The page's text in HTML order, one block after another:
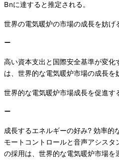
Bnに達すると推定される。
世界の電気暖炉の市場の成長を妨げ
高い資本支出と国際安全基準が変化
は、世界的な電気暖炉市場の成長を
世界的な電気暖炉市場成長を促進す
成長するエネルギーの好み? 効率的
モートコントロールと音声アシス
の採用は、世界的な電気暖炉市場を